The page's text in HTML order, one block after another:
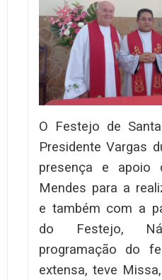
O Festejo de
Presidente Vargas
presença e apoio
Mendes para a
e também com a
do Festejo,
programação do
extensa, teve